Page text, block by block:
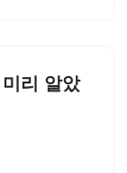
리 알았